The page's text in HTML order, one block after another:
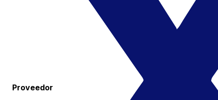
Proveedor